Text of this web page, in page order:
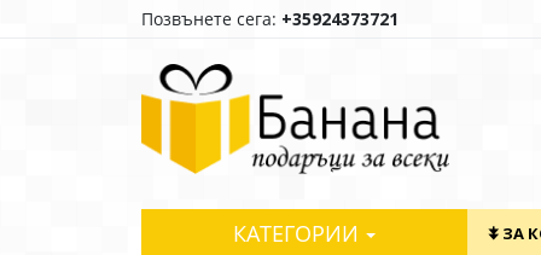
Позвънете сега: +35924373721
КАТЕГОРИИ ⯯ ЗА